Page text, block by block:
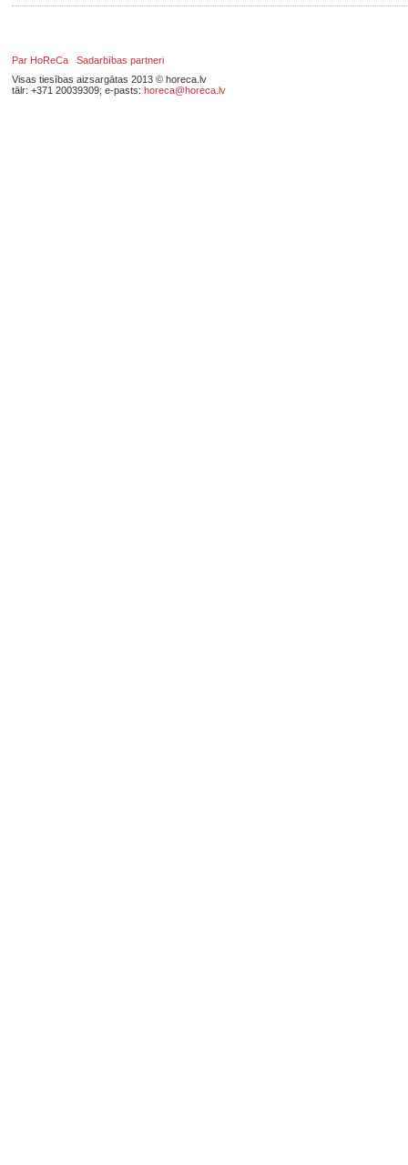
Par HoReCa
Sadarbības partneri
Visas tiesības aizsargātas 2013 © horeca.lv
tālr: +371 20039309; e-pasts: horeca@horeca.lv